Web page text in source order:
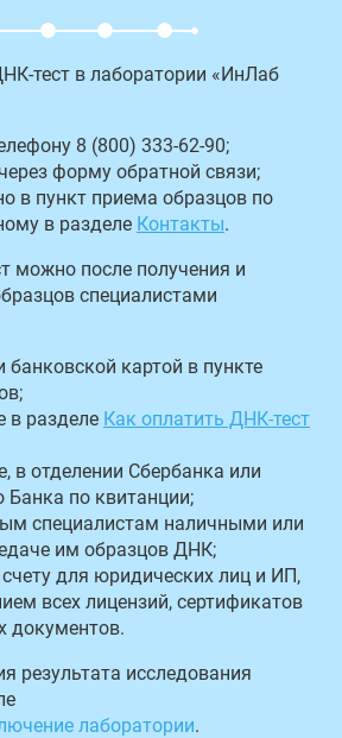
тест в лаборатории «ИнЛаб
8 (800) 333-62-90;
форму обратной связи;
в пункт приема образцов по
в разделе Контакты.
можно после получения и
специалистами
картой в пункте
в разделе Как оплатить ДНК-тест
в отделении Сбербанка или
Банка по квитанции;
специалистам наличными или
им образцов ДНК;
для юридических лиц и ИП,
всех лицензий, сертификатов
документов.
результата исследования
лаборатории.